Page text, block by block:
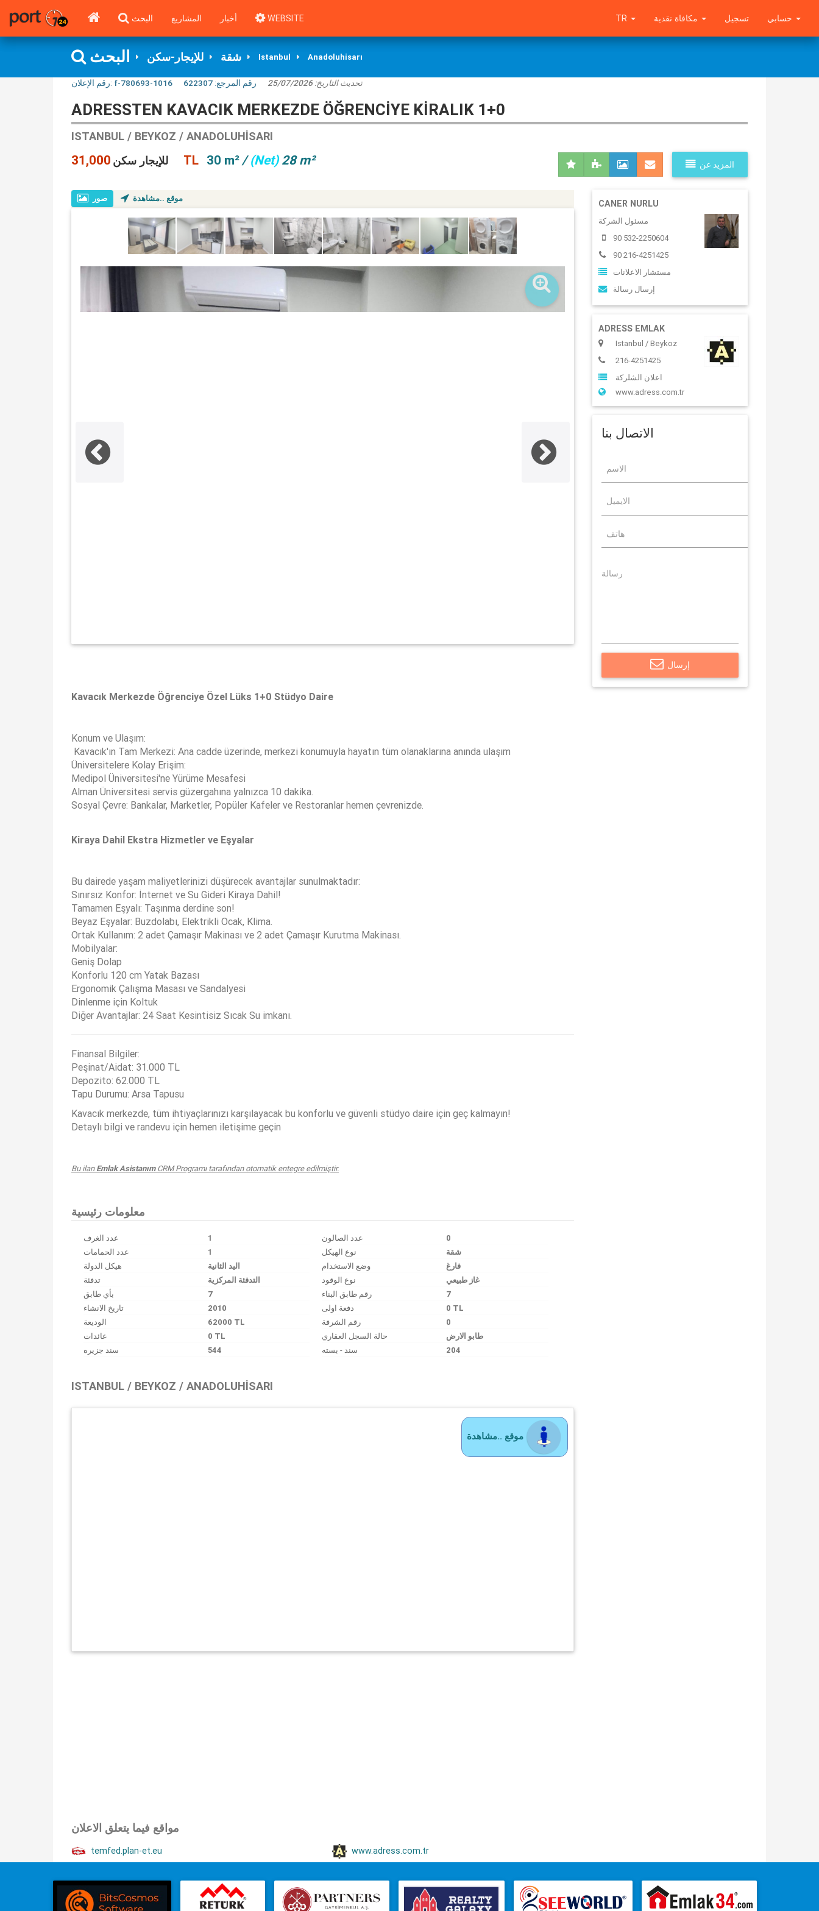
البحث المشاريع أخبار WEBSITE تسجيل TR
البحث للإيجار-سكن شقة Istanbul Anadoluhisarı
رقم الإعلان: f-780693-1016 رقم المرجع: 622307 تحديث التاريخ: 25/07/2026
ADRESSTEN KAVACIK MERKEZDE ÖĞRENCIYE KIRALIK 1+0
ISTANBUL / BEYKOZ / ANADOLUHISARI
للإيجار سكن
31,000 TL 30 m²/(Net)28 m² المزيد عن
صور موقع ..مشاهدة
Kavacık Merkezde Öğrenciye Özel Lüks 1+0 Stüdyo Daire
Konum ve Ulaşım:
Kavacık'ın Tam Merkezi: Ana cadde üzerinde, merkezi konumuyla hayatın tüm olanaklarına anında ulaşım
Üniversitelere Kolay Erişim:
Medipol Üniversitesi'ne Yürüme Mesafesi
Alman Üniversitesi servis güzergahına yalnızca 10 dakika.
Sosyal Çevre: Bankalar, Marketler, Popüler Kafeler ve Restoranlar hemen çevrenizde.
Kiraya Dahil Ekstra Hizmetler ve Eşyalar
Bu dairede yaşam maliyetlerinizi düşürecek avantajlar sunulmaktadır:
Sınırsız Konfor: İnternet ve Su Gideri Kiraya Dahil!
Tamamen Eşyalı: Taşınma derdine son!
Beyaz Eşyalar: Buzdolabı, Elektrikli Ocak, Klima.
Ortak Kullanım: 2 adet Çamaşır Makinası ve 2 adet Çamaşır Kurutma Makinası.
Mobilyalar:
Geniş Dolap
Konforlu 120 cm Yatak Bazası
Ergonomik Çalışma Masası ve Sandalyesi
Dinlenme için Koltuk
Diğer Avantajlar: 24 Saat Kesintisiz Sıcak Su imkanı.
Finansal Bilgiler:
Peşinat/Aidat: 31.000 TL
Depozito: 62.000 TL
Tapu Durumu: Arsa Tapusu
Kavacık merkezde, tüm ihtiyaçlarınızı karşılayacak bu konforlu ve güvenli stüdyo daire için geç kalmayın!
Detaylı bilgi ve randevu için hemen iletişime geçin
Bu ilanEmlak AsistanımCRM Programı tarafından otomatik entegre edilmiştir.
معلومات رئيسية
عدد الغرف 1 عدد الصالون
0
عدد الحمامات
1 نوع الهيكل
شقة
هيكل الدولة
اليد الثانية وضع الاستخدام
فارغ
تدفئة
التدفئة المركزية نوع الوقود
غاز طبيعي
بأي طابق
7 رقم طابق البناء
7
تاريخ الانشاء
2010 دفعة اولى
0 TL
الوديعة
62000 TL رقم الشرفة
0
عائدات
0 TL حالة السجل العقاري
طابو الارض
سند جزیره
544 سند - بسته 204
ISTANBUL / BEYKOZ / ANADOLUHISARI
مواقع فيما يتعلق الاعلان
temfed.plan-et.eu www.adress.com.tr
CANER NURLU
مسئول الشركة
90 532-2250604
90 216-4251425
مستشار الاعلانات
إرسال رسالة
ADRESS EMLAK
Istanbul / Beykoz
216-4251425
اعلان الشلركة
www.adress.com.tr
الاتصال بنا
إرسال